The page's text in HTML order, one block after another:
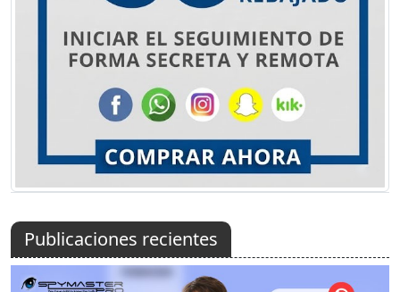
Publicaciones recientes